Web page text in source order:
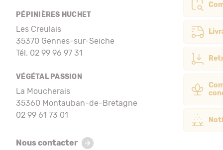
PÉPINIÈRES HUCHET
Les Creulais
35370 Gennes-sur-Seiche
Tél. 02 99 96 97 31
VÉGÉTAL PASSION
La Moucherais
35360 Montauban-de-Bretagne
02 99 61 73 01
Nous contacter